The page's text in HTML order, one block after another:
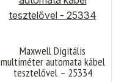
Maxwell Digitális
multiméter automata kábel
tesztelővel – 25334